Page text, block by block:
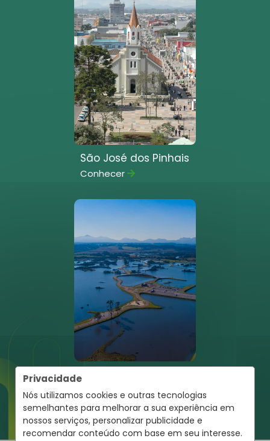
Privacidade
Nós utilizamos cookies e outras tecnologias
semelhantes para melhorar a sua experiência em
nossos serviços, personalizar publicidade e
recomendar conteúdo com base em seu interesse.
São José dos Pinhais
Conhecer
Pinhais
Conhecer